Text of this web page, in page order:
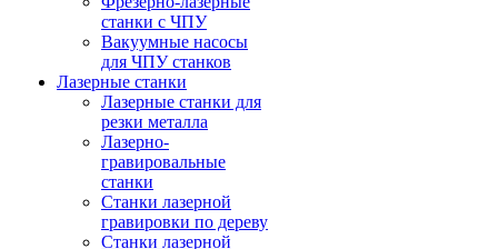
станки с ЧПУ
Вакуумные насосы
для ЧПУ станков
Лазерные станки
Лазерные станки для
резки металла
Лазерно-
гравировальные
станки
Станки лазерной
гравировки по дереву
Станки лазерной